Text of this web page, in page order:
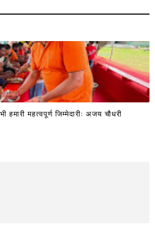
हमारी महत्वपूर्ण जिम्मेदारी: अजय चौधरी